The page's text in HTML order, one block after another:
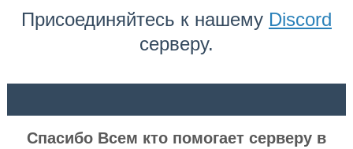
Присоединяйтесь к нашему Discord
серверу.
Спасибо Всем кто помогает серверу в